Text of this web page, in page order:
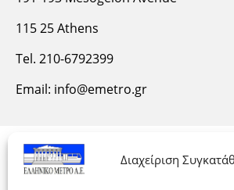
Διαχείριση
115 25 Athens
Tel. 210-6792399
Email: info@emetro.gr